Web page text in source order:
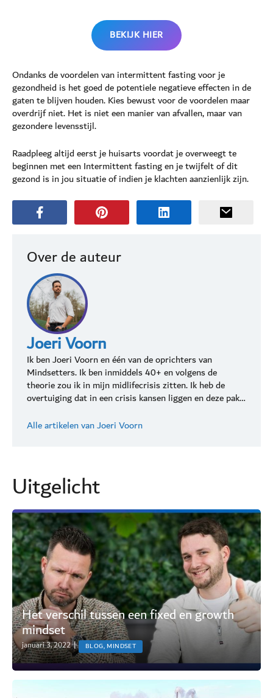
BEKIJK HIER
Ondanks de voordelen van intermittent fasting voor je
gezondheid is het goed de potentiele negatieve effecten in de
gaten te blijven houden. Kies bewust voor de voordelen maar
overdrijf niet. Het is niet een manier van afvallen, maar van
gezondere levensstijl.
Raadpleeg altijd eerst je huisarts voordat je overweegt te
beginnen met een Intermittent fasting en je twijfelt of dit
gezond is in jou situatie of indien je klachten aanzienlijk zijn.
Over de auteur
Joeri Voorn
Ik ben Joeri Voorn en één van de oprichters van
Mindsetters. Ik ben inmiddels 40+ en volgens de
theorie zou ik in mijn midlifecrisis zitten. Ik heb de
overtuiging dat in een crisis kansen liggen en deze pak…
Alle artikelen van Joeri Voorn
Uitgelicht
Het verschil tussen een fixed en growth
mindset
januari 3, 2022 | BLOG, MINDSET